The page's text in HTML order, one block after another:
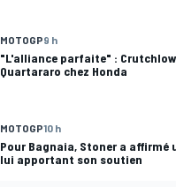
MOTOGP9 h
"L'alliance parfaite" :
Quartararo chez Honda
MOTOGP10 h
Pour Bagnaia, Stoner a affirmé
lui apportant son soutien